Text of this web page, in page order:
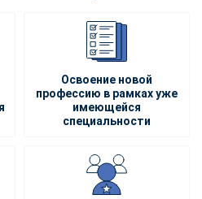
Освоение новой
профессию в рамках уже
имеющейся
специальности